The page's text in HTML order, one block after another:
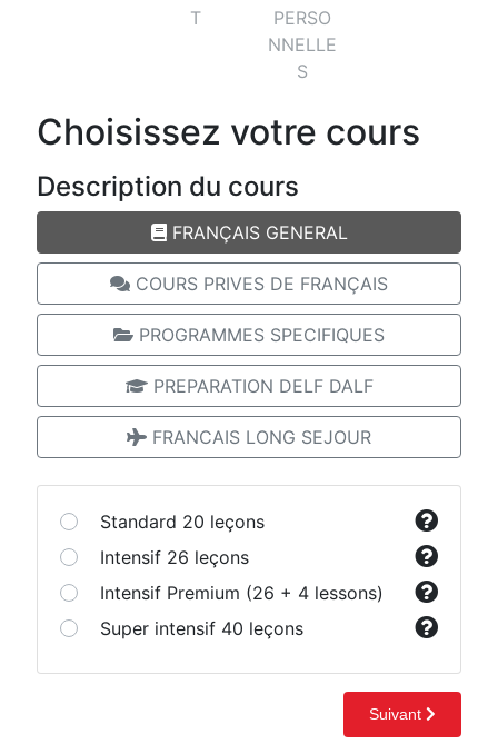
pour notre école
programmer votre séjour, vos cours
de français, votre hébergement dans
notre école de Français à Toulouse.